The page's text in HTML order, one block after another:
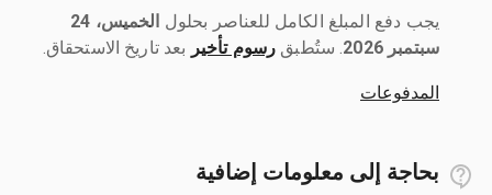
يجب دفع المبلغ الكامل للعناصر بحلول ‎
الخميس، 24
سبتمبر 2026
‎. ستُطبق رسوم تأخير بعد تاريخ الاستحقاق.
المدفوعات
بحاجة إلى معلومات إضافية